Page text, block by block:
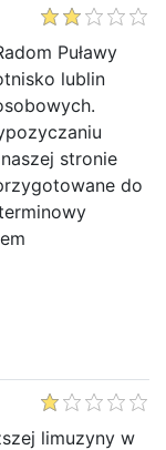
Puławy
lublin
stronie
do
limuzyny w